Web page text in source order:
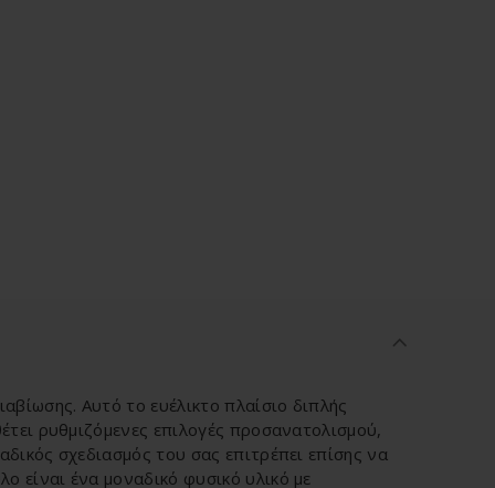
Αυτό το ευέλικτο πλαίσιο διπλής
ρυθμιζόμενες επιλογές προσανατολισμού,
σχεδιασμός του σας επιτρέπει επίσης να
είναι ένα μοναδικό φυσικό υλικό με